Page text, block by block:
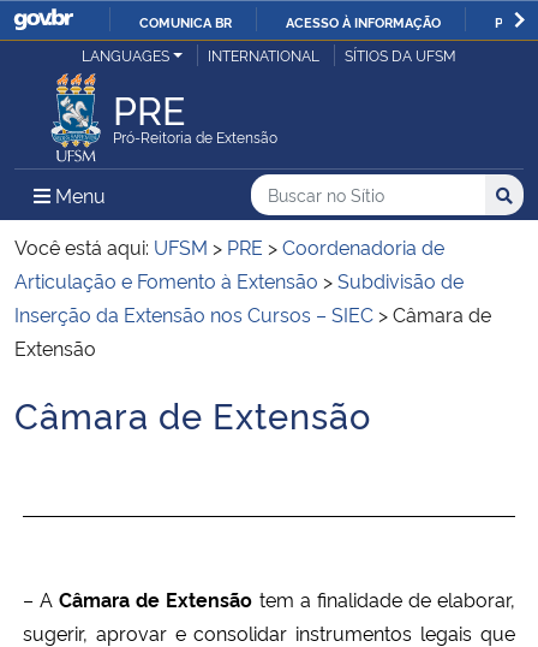
IR
COMUNICA BR ACESSO À INFORMAÇÃO
Ministério da Justiça e Segurança Pública
Ministério da Defesa
Ministério das Relações Exteriores
Ministério da Economia
Ministério da Agricultura, Pecuária e Abastecimento
Ministério da Saúde
LANGUAGES INTERNATIONAL SÍTIOS DA UFSM
PRE
Pró-Reitoria de Extensão
Menu Menu Principal do Sítio
Busca
Buscar no no Sítio
Busca:
Você está aqui: UFSM > PRE >Coordenadoria de
Articulação e Fomento à Extensão >Subdivisão de
Inserção da Extensão nos Cursos – SIEC >Câmara de
Extensão
Início do conteúdo
Câmara de Extensão
– ACâmara de Extensão tem a finalidade de elaborar,
sugerir, aprovar e consolidar instrumentos legais que